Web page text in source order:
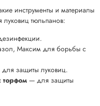
инструменты и материалы
луковиц тюльпанов:
Максим для борьбы с
для защиты луковиц.
торфом — для защиты